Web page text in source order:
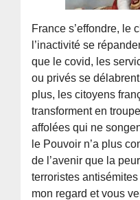
France s’effondre, le
l’inactivité se
que le covid, les
ou privés se
plus, les citoyens
transforment en
affolées qui ne
le Pouvoir n’a plus
de l’avenir que la
terroristes
mon regard et vous